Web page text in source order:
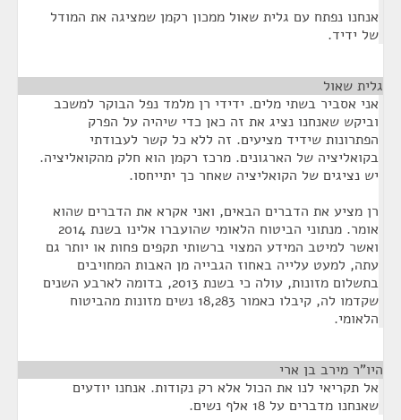
אנחנו נפתח עם גלית שאול ממכון רקמן שמציגה את המודל
של ידיד.
גלית שאול
אני אסביר בשתי מלים. ידידי רן מלמד נפל הבוקר למשכב
וביקש שאנחנו נציג את זה כאן כדי שיהיה על הפרק
הפתרונות שידיד מציעים. זה ללא כל קשר לעבודתי
בקואליציה של הארגונים. מרכז רקמן הוא חלק מהקואליציה.
יש נציגים של הקואליציה שאחר כך יתייחסו.
רן מציע את הדברים הבאים, ואני אקרא את הדברים שהוא
אומר. מנתוני הביטוח הלאומי שהועברו אלינו בשנת 2014
ואשר למיטב המידע המצוי ברשותי תקפים פחות או יותר גם
עתה, למעט עלייה באחוז הגבייה מן האבות המחויבים
בתשלום מזונות, עולה כי בשנת 2013, בדומה לארבע השנים
שקדמו לה, קיבלו כאמור 18,283 נשים מזונות מהביטוח
הלאומי.
היו"ר מירב בן ארי
אל תקריאי לנו את הכול אלא רק נקודות. אנחנו יודעים
שאנחנו מדברים על 18 אלף נשים.